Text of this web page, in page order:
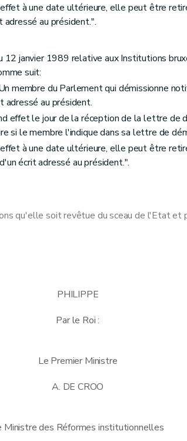
à une date ultérieure, elle peut être
au président.".
12 janvier 1989 relative aux Institutions
suit:
membre du Parlement qui démissionne
adressé au président.
effet le jour de la réception de la lettre de
si le membre l'indique dans sa lettre de
à une date ultérieure, elle peut être
écrit adressé au président.".
qu'elle soit revêtue du sceau de l'Etat et
PHILIPPE
Par le Roi :
Le Premier Ministre
A. DE CROO
Ministre des Réformes institutionnelles